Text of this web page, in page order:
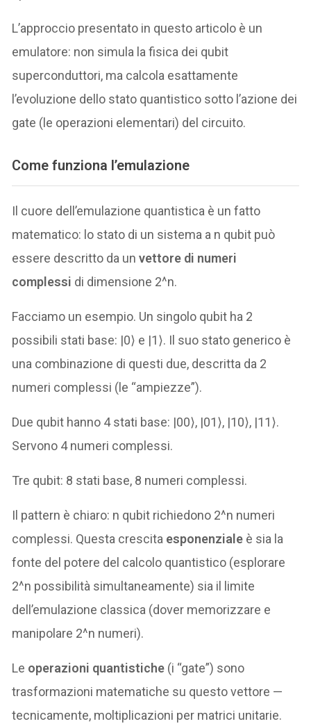
L’approccio presentato in questo articolo è un
emulatore: non simula la fisica dei qubit
superconduttori, ma calcola esattamente
l’evoluzione dello stato quantistico sotto l’azione dei
gate (le operazioni elementari) del circuito.
Come funziona l’emulazione
Il cuore dell’emulazione quantistica è un fatto
matematico: lo stato di un sistema a n qubit può
essere descritto da unvettore di numeri
complessi di dimensione 2^n.
Facciamo un esempio. Un singolo qubit ha 2
possibili stati base: |0⟩ e |1⟩. Il suo stato generico è
una combinazione di questi due, descritta da 2
numeri complessi (le “ampiezze”).
Due qubit hanno 4 stati base: |00⟩, |01⟩, |10⟩, |11⟩.
Servono 4 numeri complessi.
Tre qubit: 8 stati base, 8 numeri complessi.
Il pattern è chiaro: n qubit richiedono 2^n numeri
complessi. Questa crescita esponenziale è sia la
fonte del potere del calcolo quantistico (esplorare
2^n possibilità simultaneamente) sia il limite
dell’emulazione classica (dover memorizzare e
manipolare 2^n numeri).
Le operazioni quantistiche (i “gate”) sono
trasformazioni matematiche su questo vettore —
tecnicamente, moltiplicazioni per matrici unitarie.